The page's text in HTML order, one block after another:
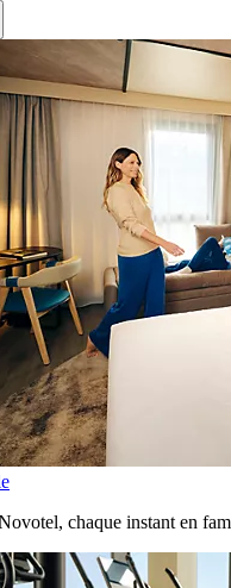
chaque instant en